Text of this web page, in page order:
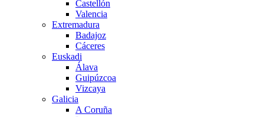
Castellón
Valencia
Extremadura
Badajoz
Cáceres
Euskadi
Álava
Guipúzcoa
Vizcaya
Galicia
A Coruña